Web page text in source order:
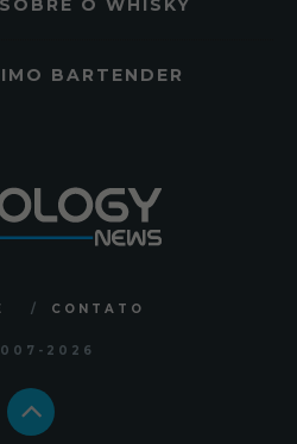
O WHISKY
BARTENDER
CONTATO
-2026